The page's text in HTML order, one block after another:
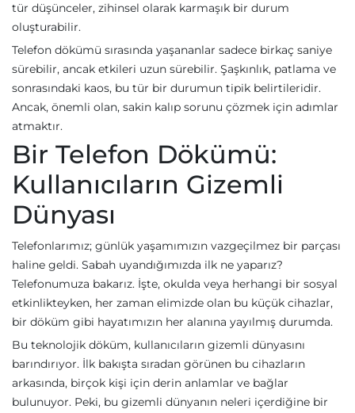
tür düşünceler, zihinsel olarak karmaşık bir durum
oluşturabilir.
Telefon dökümü sırasında yaşananlar sadece birkaç saniye
sürebilir, ancak etkileri uzun sürebilir. Şaşkınlık, patlama ve
sonrasındaki kaos, bu tür bir durumun tipik belirtileridir.
Ancak, önemli olan, sakin kalıp sorunu çözmek için adımlar
atmaktır.
Bir Telefon Dökümü:
Kullanıcıların Gizemli
Dünyası
Telefonlarımız; günlük yaşamımızın vazgeçilmez bir parçası
haline geldi. Sabah uyandığımızda ilk ne yaparız?
Telefonumuza bakarız. İşte, okulda veya herhangi bir sosyal
etkinlikteyken, her zaman elimizde olan bu küçük cihazlar,
bir döküm gibi hayatımızın her alanına yayılmış durumda.
Bu teknolojik döküm, kullanıcıların gizemli dünyasını
barındırıyor. İlk bakışta sıradan görünen bu cihazların
arkasında, birçok kişi için derin anlamlar ve bağlar
bulunuyor. Peki, bu gizemli dünyanın neleri içerdiğine bir